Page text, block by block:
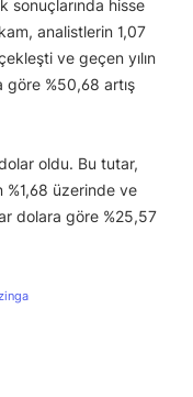
sonuçlarında hisse
analistlerin 1,07
ve geçen yılın
göre %50,68 artış
oldu. Bu tutar,
%1,68 üzerinde ve
dolara göre %25,57